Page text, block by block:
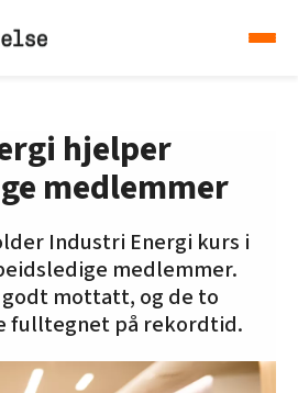
hjelper
medlemmer
Industri Energi kurs i
medlemmer.
mottatt, og de to
fulltegnet på rekordtid.